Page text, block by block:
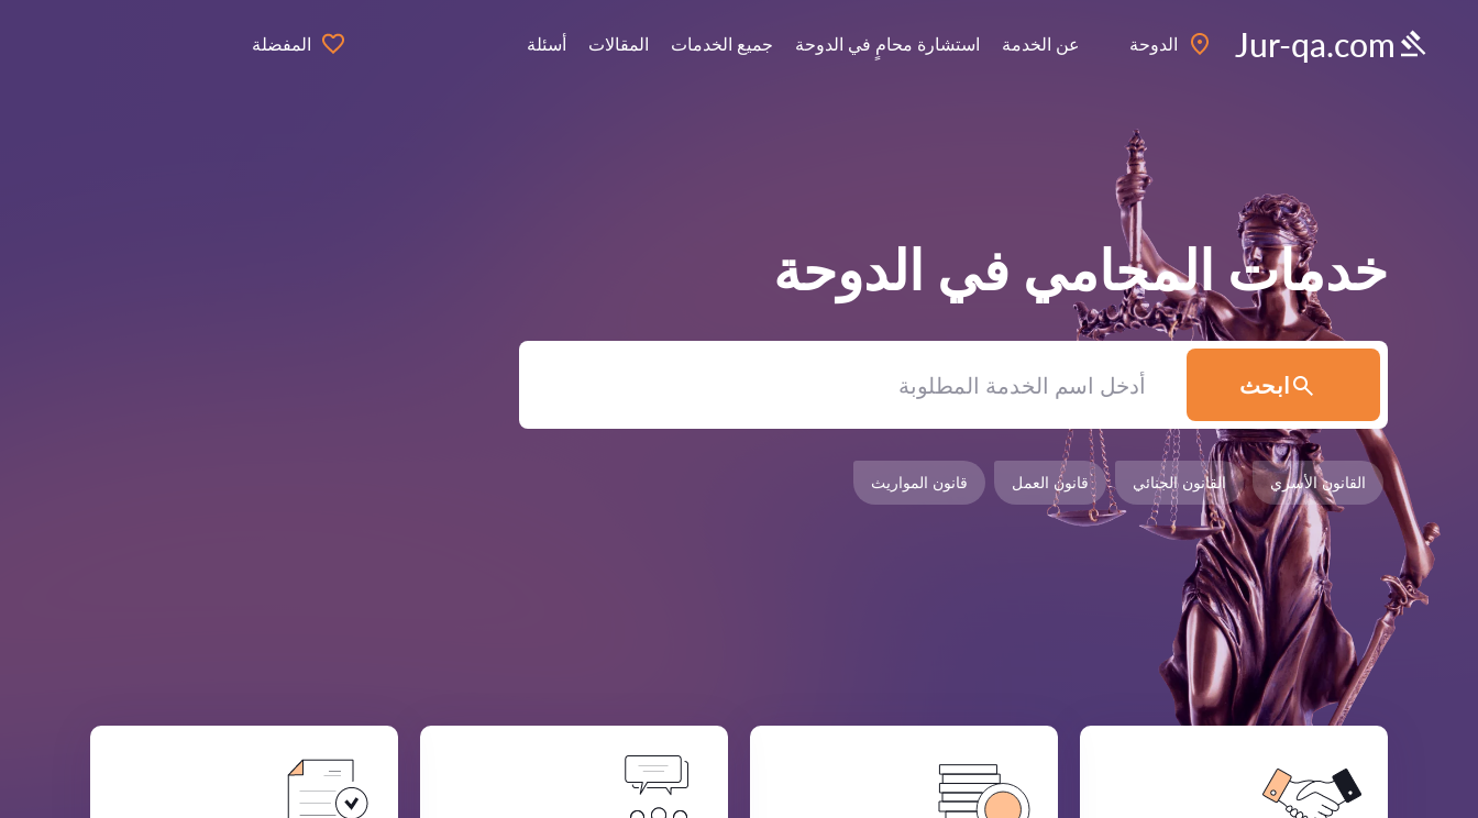
Jur-qa.com الدوحة عن الخدمة استشارة محامٍ في الدوحة جميع الخدمات المقالات أسئلة المفضلة
خدمات المحامي في الدوحة
ابحث
القانون الأسري القانون الجنائي قانون العمل قانون المواريث